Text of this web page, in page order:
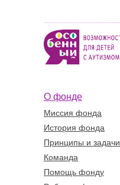
О фонде
Миссия фонда
История фонда
Принципы и задачи
Команда
Помощь фонду